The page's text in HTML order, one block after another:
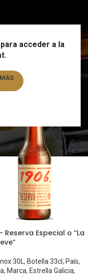
acceder a la
Showing 1–12 of 326 results
Filtros
Reserva Especial o “La
30L , Botella 33cl, País,
, Marca, Estrella Galicia,